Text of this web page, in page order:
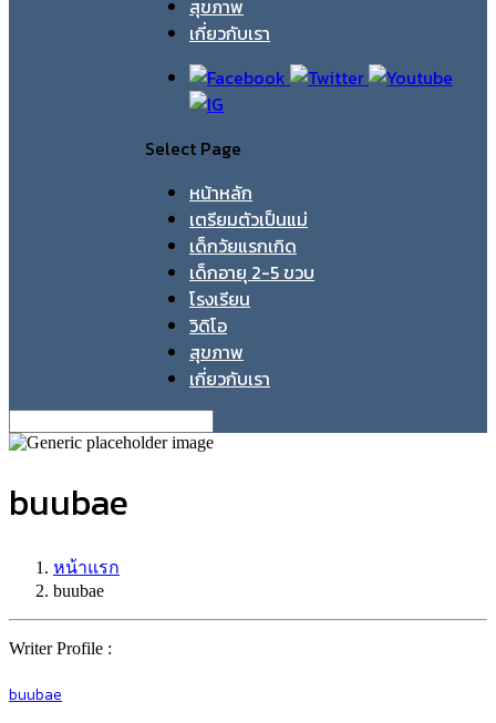
สุขภาพ
เกี่ยวกับเรา
Select Page
หน้าหลัก
เตรียมตัวเป็นแม่
เด็กวัยแรกเกิด
เด็กอายุ 2-5 ขวบ
โรงเรียน
วิดิโอ
สุขภาพ
เกี่ยวกับเรา
buubae
หน้าแรก
buubae
Writer Profile :
buubae